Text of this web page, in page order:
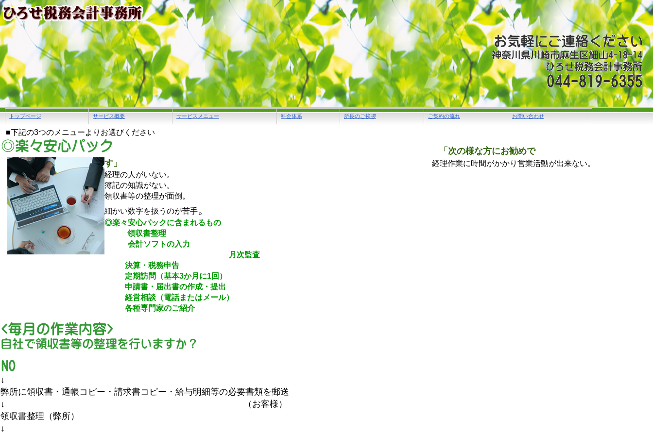
トップページ サービス概要 サービスメニュー 料金体系 所長のご挨拶 ご契約の流れ お問い合わせ
■下記の3つのメニューよりお選びください
「次の様な方にお勧めで
す」
経理作業に時間がかかり営業活動が出来ない。
経理の人がいない。
簿記の知識がない。
領収書等の整理が面倒。
細かい数字を扱うのが苦手。
◎楽々安心パックに含まれるもの
領収書整理
会計ソフトの入力
月次監査
決算・税務申告
定期訪問（基本3か月に1回）
申請書・届出書の作成・提出
経営相談（電話またはメール）
各種専門家のご紹介
↓
弊所に領収書・通帳コピー・請求書コピー・給与明細等の必要書類を郵送
↓ （お客様）
領収書整理（弊所）
↓